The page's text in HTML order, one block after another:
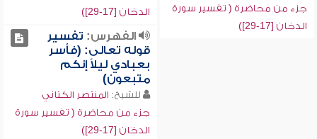
جزء من محاضرة ( تفسير سورة
الدخان [17-29])
الدخان [17-29])
الفهرس: تفسير
قوله تعالى: (فأسر
بعبادي ليلاً إنكم
متبعون)
للشيخ: المنتصر الكتاني
جزء من محاضرة ( تفسير سورة
الدخان [17-29])